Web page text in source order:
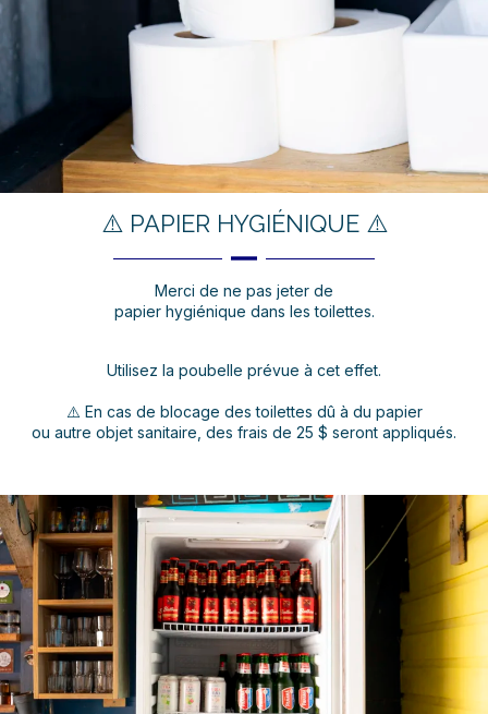
⚠️ PAPIER HYGIÉNIQUE ⚠️
Merci de ne pas jeter de
papier hygiénique dans les toilettes.
Utilisez la poubelle prévue à cet effet.
⚠️ En cas de blocage des toilettes dû à du papier
ou autre objet sanitaire, des frais de 25 $ seront appliqués.